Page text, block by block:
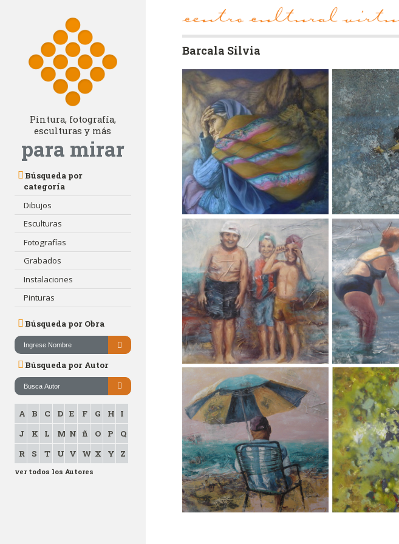
Pintura, fotografía,
esculturas y más
para mirar
Búsqueda por
categoría
Dibujos
Esculturas
Fotografías
Grabados
Instalaciones
Pinturas
Búsqueda por Obra
Búsqueda por Autor
A B C D E F G H
I
J
K L M N ñ O P
Q
R
S T U V W X Y Z
ver todos los Autores
Barcala Silvia